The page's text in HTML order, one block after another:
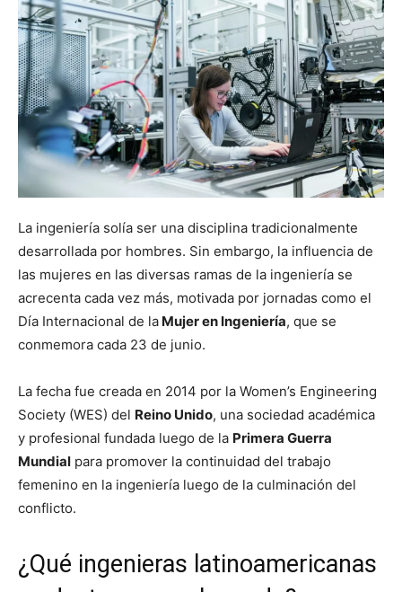
La ingeniería solía ser una disciplina tradicionalmente
desarrollada por hombres. Sin embargo, la influencia de
las mujeres en las diversas ramas de la ingeniería se
acrecenta cada vez más, motivada por jornadas como el
Día Internacional de la Mujer en Ingeniería, que se
conmemora cada 23 de junio.
La fecha fue creada en 2014 por la Women’s Engineering
Society (WES) del Reino Unido, una sociedad académica
y profesional fundada luego de la Primera Guerra
Mundial para promover la continuidad del trabajo
femenino en la ingeniería luego de la culminación del
conflicto.
¿Qué ingenieras latinoamericanas